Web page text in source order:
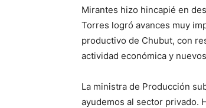
Mirantes hizo hincapié en
Torres logró avances muy
productivo de Chubut, con
actividad económica y
La ministra de Producción
ayudemos al sector privado.